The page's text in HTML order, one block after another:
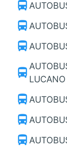
directions_bus
directions_bus
directions_bus
directions_bus LUCANO
directions_bus
directions_bus
directions_bus